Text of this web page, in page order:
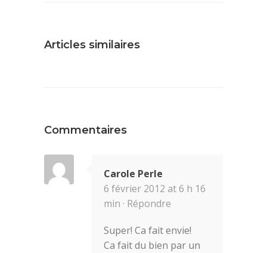
Articles similaires
Commentaires
Carole Perle
6 février 2012 at 6 h 16
min · Répondre
Super! Ca fait envie!
Ca fait du bien par un